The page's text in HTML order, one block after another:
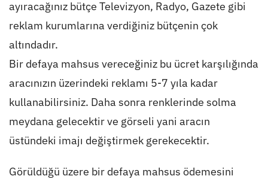
ayıracağınız bütçe Televizyon, Radyo, Gazete gibi
reklam kurumlarına verdiğiniz bütçenin çok
altındadır.
Bir defaya mahsus vereceğiniz bu ücret karşılığında
aracınızın üzerindeki reklamı 5-7 yıla kadar
kullanabilirsiniz. Daha sonra renklerinde solma
meydana gelecektir ve görseli yani aracın
üstündeki imajı değiştirmek gerekecektir.
Görüldüğü üzere bir defaya mahsus ödemesini